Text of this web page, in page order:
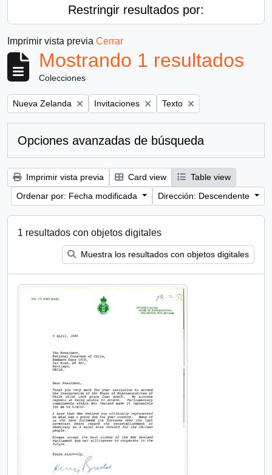
Restringir resultados por:
Imprimir vista previa Cerrar
Mostrando 1 resultados
Colecciones
Remove filter:
Nueva Zelanda Remove filter:
Invitaciones Remove filter:
Texto
Opciones avanzadas de búsqueda
Imprimir vista previa Card view
Table view
Ordenar por: Fecha modificada
Dirección: Descendente
1 resultados con objetos digitales
Muestra los resultados con objetos digitales